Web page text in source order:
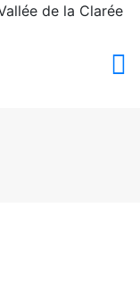
de la Clarée